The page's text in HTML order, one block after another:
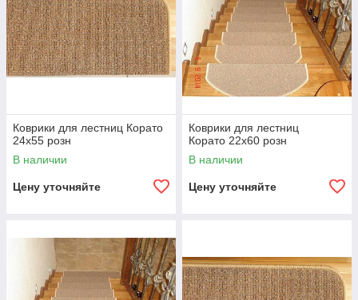
Коврики для лестниц Корато
24х55 розн
В наличии
Цену уточняйте
Коврики для лестниц
Корато 22x60 розн
В наличии
Цену уточняйте